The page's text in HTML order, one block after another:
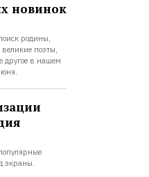
новинок
родины,
поэты,
другое в нашем
экраны.